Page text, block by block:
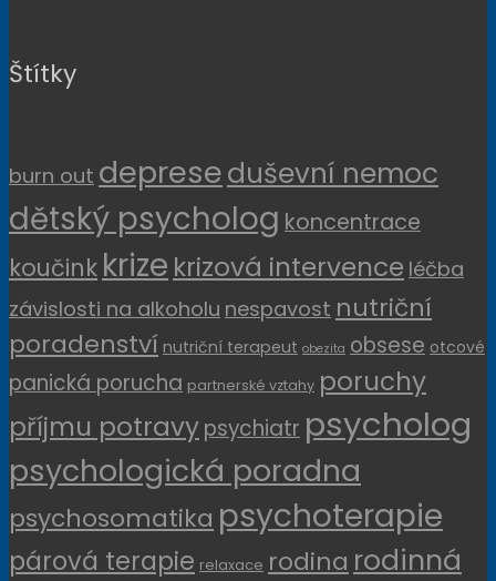
Štítky
burn out depreseduševní nemoc
dětský psycholog koncentrace
koučink krize krizová intervence léčba
závislosti na alkoholu nespavost nutriční
poradenství nutriční terapeut obezita obsese otcové
panická porucha partnerské vztahy poruchy
příjmu potravypsychiatr psycholog
psychologická poradna
psychosomatika psychoterapie
párová terapie relaxace rodina rodinná